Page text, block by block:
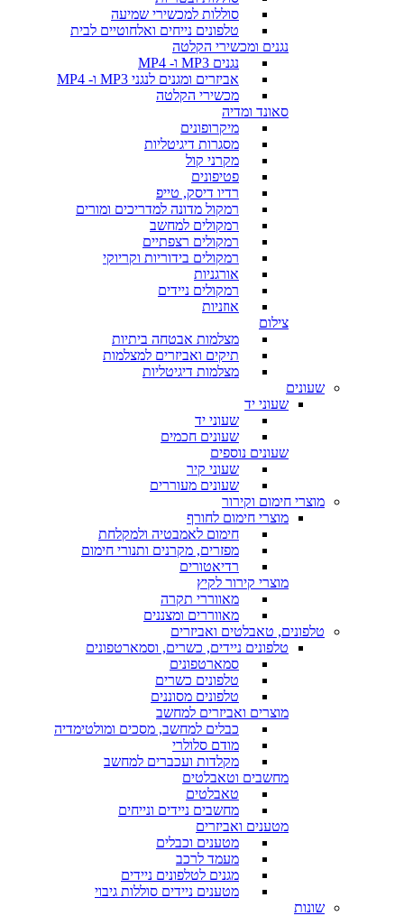
סוללות למכשירי שמיעה
טלפונים נייחים ואלחוטיים לבית
נגנים ומכשירי הקלטה
נגנים MP3 ו- MP4
אביזרים ומגנים לנגני MP3 ו- MP4
מכשירי הקלטה
סאונד ומדיה
מיקרופונים
מסגרות דיגיטליות
מקרני קול
פטיפונים
רדיו דיסק, טייפ
רמקול מדונה למדריכים ומורים
רמקולים למחשב
רמקולים רצפתיים
רמקולים בידוריות וקריוקי
אורגניות
רמקולים ניידים
אוזניות
צילום
מצלמות אבטחה ביתיות
תיקים ואביזרים למצלמות
מצלמות דיגיטליות
שעונים
שעוני יד
שעוני יד
שעונים חכמים
שעונים נוספים
שעוני קיר
שעונים מעוררים
מוצרי חימום וקירור
מוצרי חימום לחורף
חימום לאמבטיה ולמקלחת
מפזרים, מקרנים ותנורי חימום
רדיאטורים
מוצרי קירור לקיץ
מאווררי תקרה
מאווררים ומצננים
טלפונים, טאבלטים ואביזרים
טלפונים ניידים, כשרים, וסמארטפונים
סמארטפונים
טלפונים כשרים
טלפונים מסוננים
מוצרים ואביזרים למחשב
כבלים למחשב, מסכים ומולטימדיה
מודם סלולרי
מקלדות ועכברים למחשב
מחשבים וטאבלטים
טאבלטים
מחשבים ניידים ונייחים
מטענים ואביזרים
מטענים וכבלים
מעמד לרכב
מגנים לטלפונים ניידים
מטענים ניידים סוללות גיבוי
שונות